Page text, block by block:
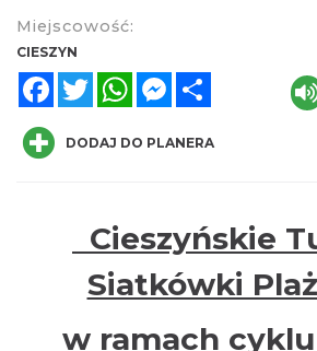
Cieszyn
0.74 km
Miejscowość:
CIESZYN
FacebookTwitterWhatsAppMessenger
DODAJ DO PLANERA
Cieszyńskie
Siatkówki
w ramach cyklu